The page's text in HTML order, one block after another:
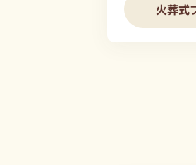
火葬式